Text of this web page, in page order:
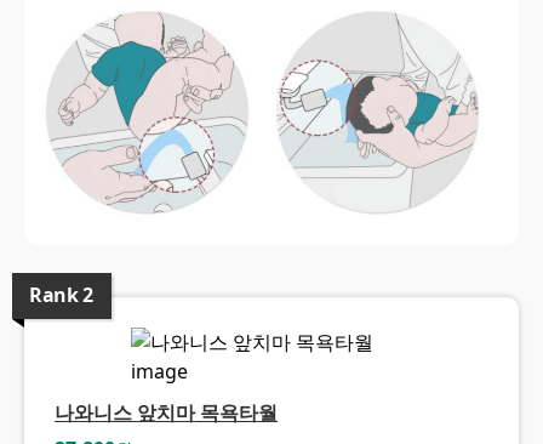
Rank2
나와니스 앞치마 목욕타월